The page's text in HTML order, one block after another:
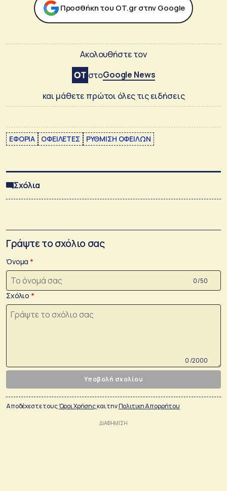
Προσθήκη του ΟΤ.gr στην Google
Ακολουθήστε τον
στοGoogle News
και μάθετε πρώτοι όλες τις ειδήσεις
ΕΦΟΡΙΑ ΟΦΕΙΛΕΤΕΣ ΡΥΘΜΙΣΗ ΟΦΕΙΛΩΝ
Σχόλια
Γράψτε το σχόλιο σας
Όνομα
0 /50
Σχόλιο
0 /2000
Υποβολή σχολίου
Αποδέχεστε τουςΌροι Χρήσηςκαι τηνΠολιτικη Απορρήτου